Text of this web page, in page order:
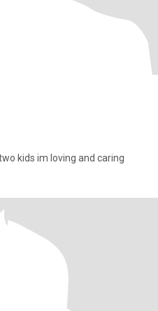
kids im loving and caring